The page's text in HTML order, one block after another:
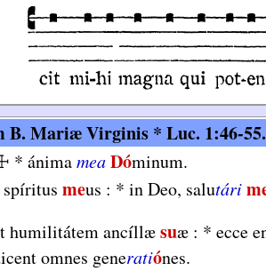
B. Mariæ Virginis * Luc. 1:46-55.
* ánimameaDóminum.
meus : * in Deo, salutári
humilitátem ancíllæsuæ : * ecce
omnes generatiónes.